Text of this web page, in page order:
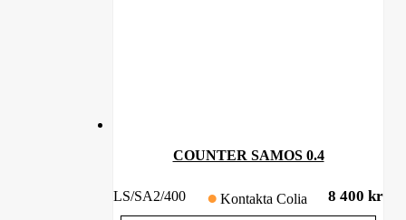
COUNTER SAMOS 0.4
LS/SA2/400 Kontakta Colia 8 400 kr